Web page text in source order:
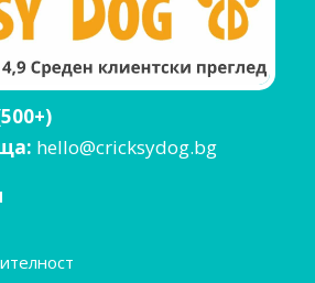
hello@cricksydog.bg